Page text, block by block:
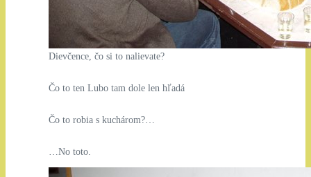
Dievčence, čo si to nalievate?
Čo to ten Lubo tam dole len hľadá
Čo to robia s kuchárom?…
…No toto.